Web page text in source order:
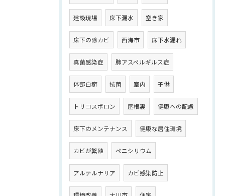
建設現場 床下漏水 空き家
床下の除カビ 西海市 床下水漏れ
真菌感染症 肺アスペルギルス症
体部白癬 抗菌 室内 子供
トリコスポロン 屋根裏 健康への配慮
床下のメンテナンス 健康な居住環境
カビが繁殖 ペニシリウム
アルテルナリア カビ感染防止